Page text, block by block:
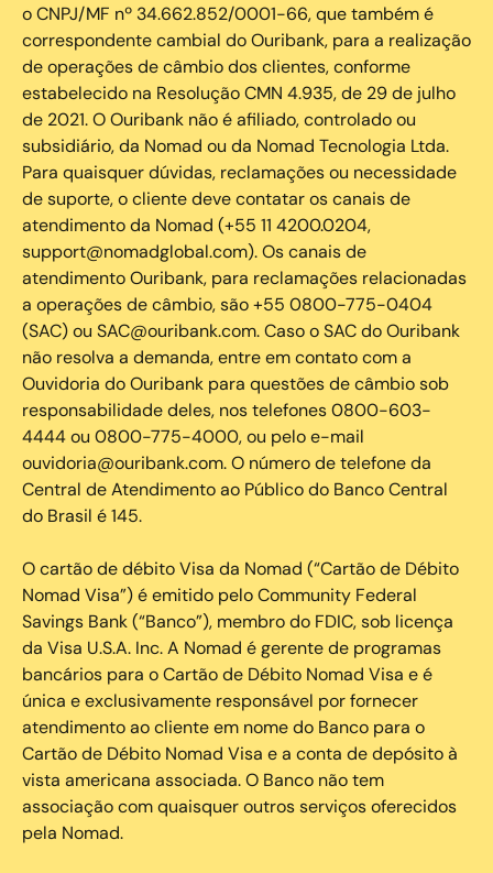
o CNPJ/MF nº 34.662.852/0001-66, que também é
correspondente cambial do Ouribank, para a realização
de operações de câmbio dos clientes, conforme
estabelecido na Resolução CMN 4.935, de 29 de julho
de 2021. O Ouribank não é afiliado, controlado ou
subsidiário, da Nomad ou da Nomad Tecnologia Ltda.
Para quaisquer dúvidas, reclamações ou necessidade
de suporte, o cliente deve contatar os canais de
atendimento da Nomad (+55 11 4200.0204,
support@nomadglobal.com). Os canais de
atendimento Ouribank, para reclamações relacionadas
a operações de câmbio, são +55 0800-775-0404
(SAC) ou SAC@ouribank.com. Caso o SAC do Ouribank
não resolva a demanda, entre em contato com a
Ouvidoria do Ouribank para questões de câmbio sob
responsabilidade deles, nos telefones 0800-603-
4444 ou 0800-775-4000, ou pelo e-mail
ouvidoria@ouribank.com. O número de telefone da
Central de Atendimento ao Público do Banco Central
do Brasil é 145.
O cartão de débito Visa da Nomad (“Cartão de Débito
Nomad Visa”) é emitido pelo Community Federal
Savings Bank (“Banco”), membro do FDIC, sob licença
da Visa U.S.A. Inc. A Nomad é gerente de programas
bancários para o Cartão de Débito Nomad Visa e é
única e exclusivamente responsável por fornecer
atendimento ao cliente em nome do Banco para o
Cartão de Débito Nomad Visa e a conta de depósito à
vista americana associada. O Banco não tem
associação com quaisquer outros serviços oferecidos
pela Nomad.